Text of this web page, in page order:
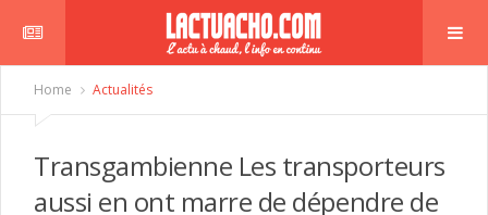
Home Actualités
Transgambienne Les transporteurs
aussi en ont marre de dépendre de